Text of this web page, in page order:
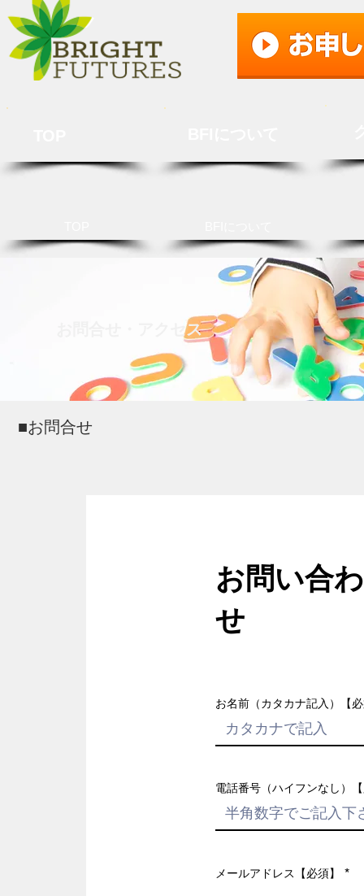
お問合せ・アクセス
■お問合せ
お問い合わ
せ
お名前（カタカナ記入）【
電話番号（ハイフンなし）
メールアドレス【必須】